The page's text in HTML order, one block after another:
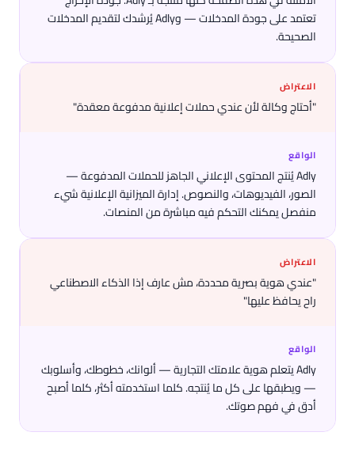
تعتمد على جودة المدخلات — وAdly يُرشدك لتقديم المدخلات
الصحيحة.
الاعتراض
"أحتاج وكالة لأن عندي حملات إعلانية مدفوعة معقدة"
الواقع
Adly يُنتج المحتوى الإعلاني الجاهز للحملات المدفوعة —
الصور، الفيديوهات، والنصوص. إدارة الميزانية الإعلانية شيء
منفصل يمكنك التحكم فيه مباشرة من المنصات.
الاعتراض
"عندي هوية بصرية محددة، مش عارف إذا الذكاء الاصطناعي
راح يحافظ عليها"
الواقع
Adly يتعلم هوية علامتك التجارية — ألوانك، خطوطك، وأسلوبك
— ويطبقها على كل ما يُنتجه. كلما استخدمته أكثر، كلما أصبح
أدق في فهم صوتك.